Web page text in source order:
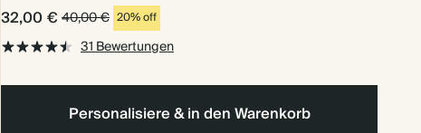
32,00 € 40,00 € 20% off
31 Bewertungen
Personalisiere & in den Warenkorb